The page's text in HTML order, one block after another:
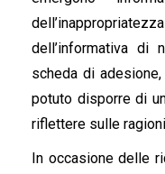
dell’informativa di
scheda di
potuto disporre di
riflettere sulle
In occasione delle